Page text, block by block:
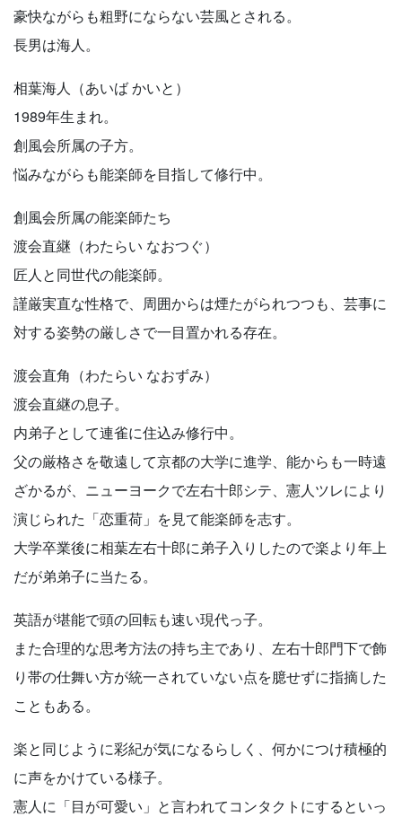
豪快ながらも粗野にならない芸風とされる。
長男は海人。
相葉海人（あいば かいと）
1989年生まれ。
創風会所属の子方。
悩みながらも能楽師を目指して修行中。
創風会所属の能楽師たち
渡会直継（わたらい なおつぐ）
匠人と同世代の能楽師。
謹厳実直な性格で、周囲からは煙たがられつつも、芸事に
対する姿勢の厳しさで一目置かれる存在。
渡会直角（わたらい なおずみ）
渡会直継の息子。
内弟子として連雀に住込み修行中。
父の厳格さを敬遠して京都の大学に進学、能からも一時遠
ざかるが、ニューヨークで左右十郎シテ、憲人ツレにより
演じられた「恋重荷」を見て能楽師を志す。
大学卒業後に相葉左右十郎に弟子入りしたので楽より年上
だが弟弟子に当たる。
英語が堪能で頭の回転も速い現代っ子。
また合理的な思考方法の持ち主であり、左右十郎門下で飾
り帯の仕舞い方が統一されていない点を臆せずに指摘した
こともある。
楽と同じように彩紀が気になるらしく、何かにつけ積極的
に声をかけている様子。
憲人に「目が可愛い」と言われてコンタクトにするといっ